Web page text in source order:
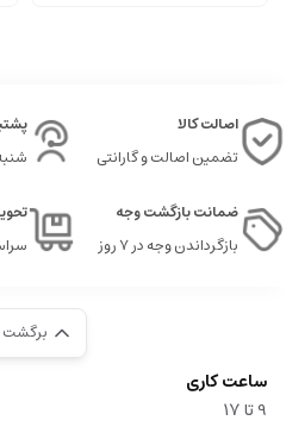
اصالت کالا
تضمین اصالت و گارانتی
ضمانت بازگشت وجه
بازگرداندن وجه در ۷ روز
برگشت
ساعت کاری
9‌ تا ۱۷